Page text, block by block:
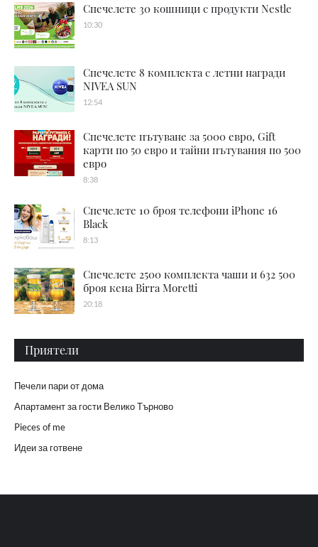
Спечелете 30 кошници с продукти Nestle
10:30
Спечелете 8 комплекта с летни награди
NIVEA SUN
12:54
Спечелете пътуване за 5000 евро, Gift
карти по 50 евро и тайни пътувания по 500
евро
8:38
Спечелете 10 броя телефони iPhone 16
Black
8:13
Спечелете 2500 комплекта чаши и 632 500
броя кена Birra Moretti
20:18
Приятели
Печели пари от дома
Апартамент за гости Велико Търново
Pieces of me
Идеи за готвене